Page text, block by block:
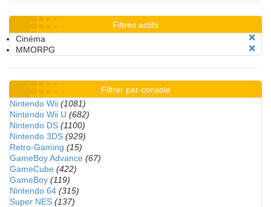
Filtres actifs
Cinéma
MMORPG
Filtrer par console
Nintendo Wii (1081)
Nintendo Wii U (682)
Nintendo DS (1100)
Nintendo 3DS (929)
Retro-Gaming (15)
GameBoy Advance (67)
GameCube (422)
GameBoy (119)
Nintendo 64 (315)
Super NES (137)